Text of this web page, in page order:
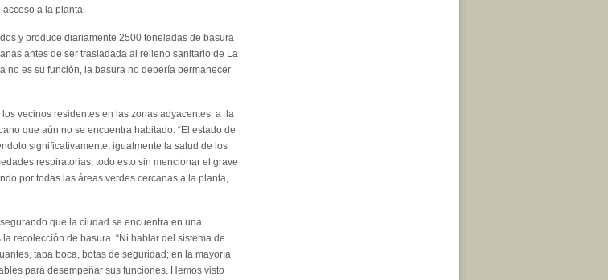
a la planta.
y produce diariamente 2500 toneladas de basura
antes de ser trasladada al relleno sanitario de La
no es su función, la basura no debería permanecer
vecinos residentes en las zonas adyacentes a la
que aún no se encuentra habitado. “El estado de
significativamente, igualmente la salud de los
respiratorias, todo esto sin mencionar el grave
por todas las áreas verdes cercanas a la planta,
que la ciudad se encuentra en una
recolección de basura. “Ni hablar del sistema de
tapa boca, botas de seguridad; en la mayoría
para desempeñar sus funciones. Hemos visto